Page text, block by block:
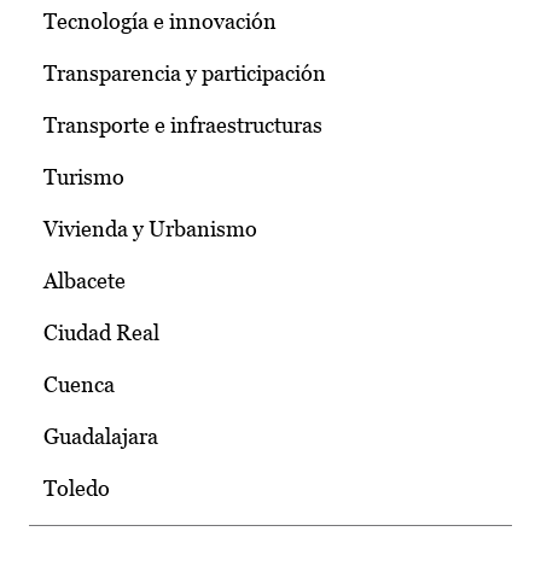
Tecnología e innovación
Transparencia y participación
Transporte e infraestructuras
Turismo
Vivienda y Urbanismo
Albacete
Ciudad Real
Cuenca
Guadalajara
Toledo